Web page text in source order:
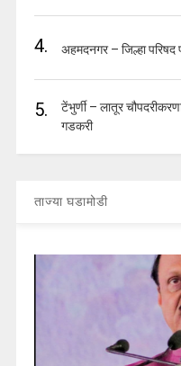
4. अहमदनगर – जिल्हा परिषद
5.
टेंभुर्णी – लातूर
गडकरी
ताज्या घडामोडी